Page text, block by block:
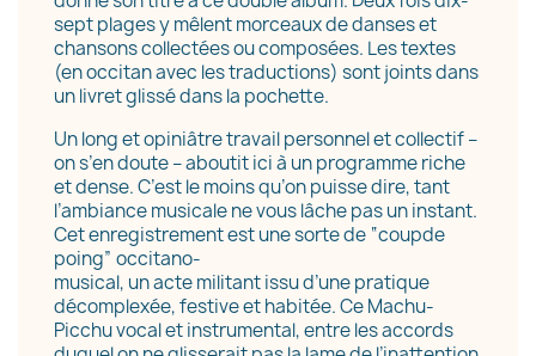
sept plages y mêlent morceaux de danses et
chansons collectées ou composées. Les textes
(en occitan avec les traductions) sont joints dans
un livret glissé dans la pochette.
Un long et opiniâtre travail personnel et collectif –
on s’en doute – aboutit ici à unprogramme riche
et dense. C’est le moins qu’on puisse dire, tant
l’ambiance musicale ne vous lâche pas un instant.
Cet enregistrement est une sorte de “coupde
poing” occitano-
musical, un acte militant issu d’une pratique
décomplexée, festive et habitée.Ce Machu-
Picchu vocal et instrumental, entre les accords